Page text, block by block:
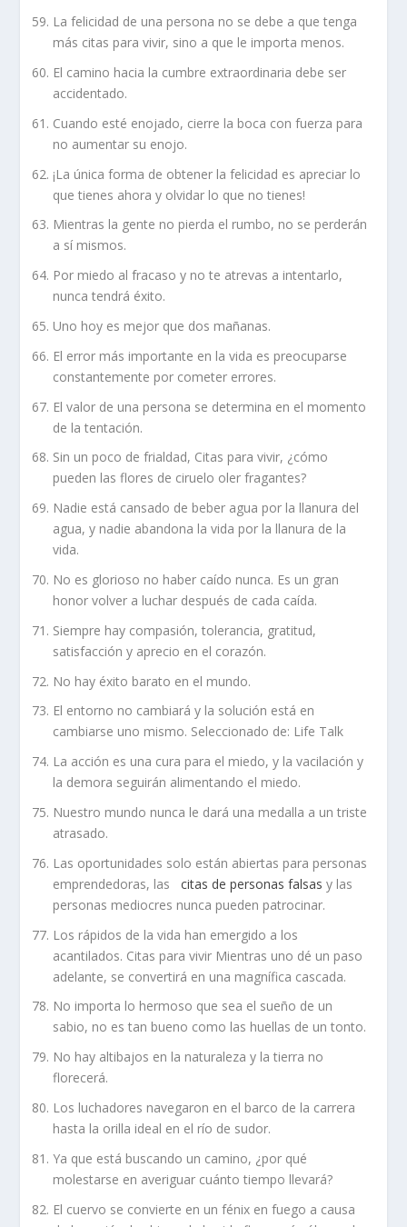
La felicidad de una persona no se debe a que tenga
más citas para vivir, sino a que le importa menos.
El camino hacia la cumbre extraordinaria debe ser
accidentado.
Cuando esté enojado, cierre la boca con fuerza para
no aumentar su enojo.
¡La única forma de obtener la felicidad es apreciar lo
que tienes ahora y olvidar lo que no tienes!
Mientras la gente no pierda el rumbo, no se perderán
a sí mismos.
Por miedo al fracaso y no te atrevas a intentarlo,
nunca tendrá éxito.
Uno hoy es mejor que dos mañanas.
El error más importante en la vida es preocuparse
constantemente por cometer errores.
El valor de una persona se determina en el momento
de la tentación.
Sin un poco de frialdad, Citas para vivir, ¿cómo
pueden las flores de ciruelo oler fragantes?
Nadie está cansado de beber agua por la llanura del
agua, y nadie abandona la vida por la llanura de la
vida.
No es glorioso no haber caído nunca. Es un gran
honor volver a luchar después de cada caída.
Siempre hay compasión, tolerancia, gratitud,
satisfacción y aprecio en el corazón.
No hay éxito barato en el mundo.
El entorno no cambiará y la solución está en
cambiarse uno mismo. Seleccionado de: Life Talk
La acción es una cura para el miedo, y la vacilación y
la demora seguirán alimentando el miedo.
Nuestro mundo nunca le dará una medalla a un triste
atrasado.
Las oportunidades solo están abiertas para personas
emprendedoras, lascitas de personas falsas y las
personas mediocres nunca pueden patrocinar.
Los rápidos de la vida han emergido a los
acantilados. Citas para vivir Mientras uno dé un paso
adelante, se convertirá en una magnífica cascada.
No importa lo hermoso que sea el sueño de un
sabio, no es tan bueno como las huellas de un tonto.
No hay altibajos en la naturaleza y la tierra no
florecerá.
Los luchadores navegaron en el barco de la carrera
hasta la orilla ideal en el río de sudor.
Ya que está buscando un camino, ¿por qué
molestarse en averiguar cuánto tiempo llevará?
El cuervo se convierte en un fénix en fuego a causa